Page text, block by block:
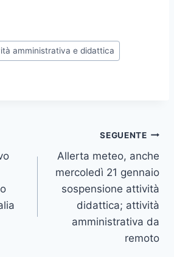
amministrativa e didattica
SEGUENTE
Allerta meteo, anche
mercoledì 21 gennaio
sospensione attività
didattica; attività
amministrativa da
remoto